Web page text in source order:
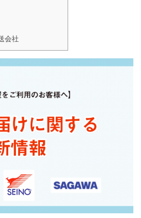
会社